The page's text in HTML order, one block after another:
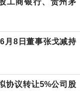
工商银行、贵州茅
月8日董事张戈减持
协议转让5%公司股